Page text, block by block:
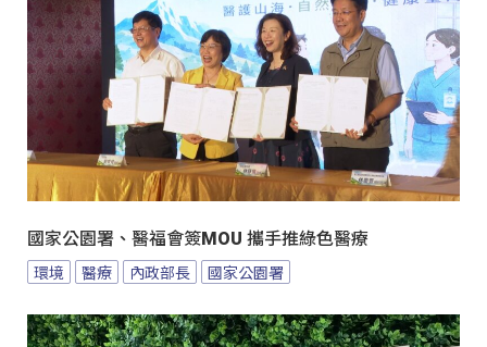
國家公園署、醫福會簽MOU 攜手推綠色醫療
環境 醫療 內政部長 國家公園署